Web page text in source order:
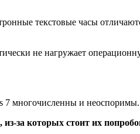
текстовые часы
не нагружает
7 многочисленны и неоспоримы.
за которых стоит их